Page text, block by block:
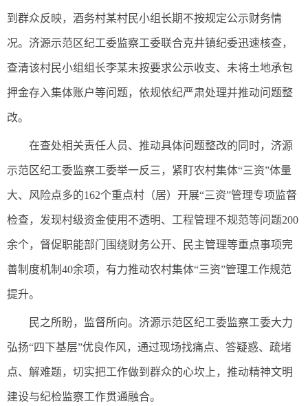
到群众反映，酒务村某村民小组长期不按规定公示财务情
况。济源示范区纪工委监察工委联合克井镇纪委迅速核查，
查清该村民小组组长李某未按要求公示收支、未将土地承包
押金存入集体账户等问题，依规依纪严肃处理并推动问题整
改。
在查处相关责任人员、推动具体问题整改的同时，济源
示范区纪工委监察工委举一反三，紧盯农村集体“三资”体量
大、风险点多的162个重点村（居）开展“三资”管理专项监督
检查，发现村级资金使用不透明、工程管理不规范等问题200
余个，督促职能部门围绕财务公开、民主管理等重点事项完
善制度机制40余项，有力推动农村集体“三资”管理工作规范
提升。
民之所盼，监督所向。济源示范区纪工委监察工委大力
弘扬“四下基层”优良作风，通过现场找痛点、答疑惑、疏堵
点、解难题，切实把工作做到群众的心坎上，推动精神文明
建设与纪检监察工作贯通融合。